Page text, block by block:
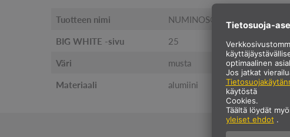
Tuotteen nimi NUMINOS® XS
BIG WHITE -sivu 25
Väri musta
Materiaali alumiini